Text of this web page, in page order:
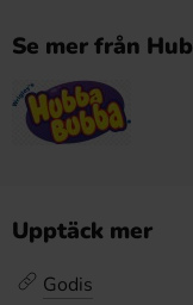
Se mer från
Upptäck mer
Godis